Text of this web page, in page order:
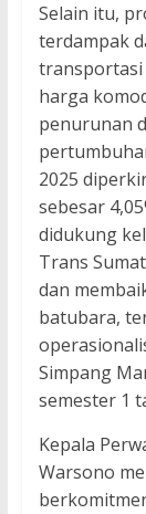
Selain itu,
terdampak
transportasi
harga
penurunan
2025
sebesar
didukung
Trans
dan
batubara,
Simpang
semester 1
Kepala
Warsono